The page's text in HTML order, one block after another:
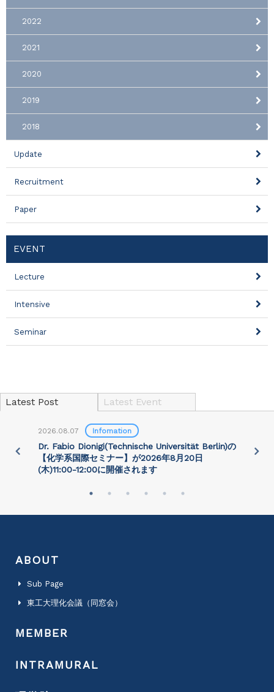
2022
2021
2020
2019
2018
Update
Recruitment
Paper
EVENT
Lecture
Intensive
Seminar
Latest Post Latest Event
2026.08.07 Infomation
Dr. Fabio Dionigi(Technische Universität Berlin)の
【化学系国際セミナー】が2026年8⽉20⽇
(⽊)11:00-12:00に開催されます
ABOUT
Sub Page
東工大理化会議（同窓会）
MEMBER
INTRAMURAL